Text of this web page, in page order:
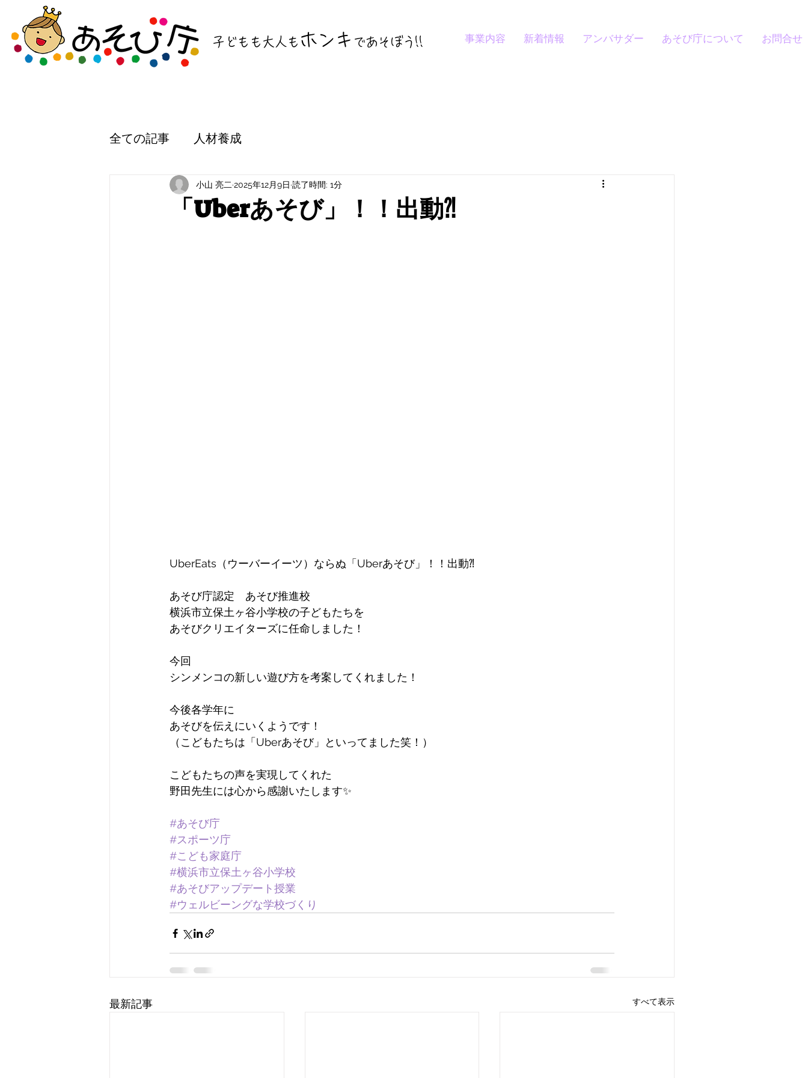
子どもも大人も ホンキ であそぼう !! 事業内容 新着情報 アンバサダー あそび庁について お問合せ
全ての記事 人材養成
「Uberあそび」！！出動⁈
小山 亮二 2025年12月9日 読了時間: 1分
UberEats（ウーバーイーツ）ならぬ「Uberあそび」！！出動⁈
あそび庁認定　あそび推進校
横浜市立保土ヶ谷小学校の子どもたちを
あそびクリエイターズに任命しました！
今回
シンメンコの新しい遊び方を考案してくれました！
今後各学年に
あそびを伝えにいくようです！
（こどもたちは「Uberあそび」といってました笑！）
こどもたちの声を実現してくれた
野田先生には心から感謝いたします✨
#あそび庁
#スポーツ庁
#こども家庭庁
#横浜市立保土ヶ谷小学校
#あそびアップデート授業
#ウェルビーングな学校づくり
最新記事 すべて表示